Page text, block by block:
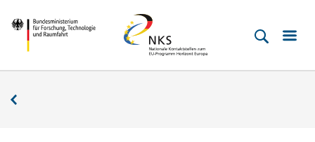
zum
Inhalt
(Eingabetaste)
zum
Hauptmenu
(Eingabetaste)
zur
Suche
(Eingabetaste)
zur
Fußleiste
(Enter)
Bundesministerium
Technologie
Horizont
Europa